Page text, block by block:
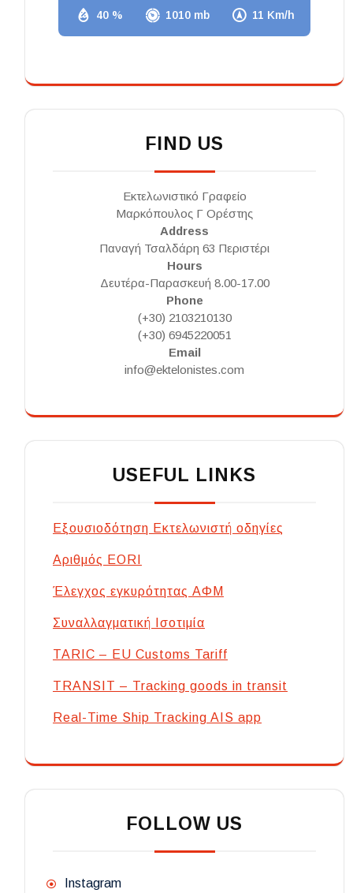
40 % 1010 mb 11 Km/h
FIND US
Εκτελωνιστικό Γραφείο
Μαρκόπουλος Γ Ορέστης
Address
Παναγή Τσαλδάρη 63 Περιστέρι
Hours
Δευτέρα-Παρασκευή 8.00-17.00
Phone
(+30) 2103210130
(+30) 6945220051
Email
info@ektelonistes.com
USEFUL LINKS
Εξουσιοδότηση Εκτελωνιστή οδηγίες
Αριθμός EORI
Έλεγχος εγκυρότητας ΑΦΜ
Συναλλαγματική Ισοτιμία
TARIC – EU Customs Tariff
TRANSIT – Tracking goods in transit
Real-Time Ship Tracking AIS app
FOLLOW US
Instagram